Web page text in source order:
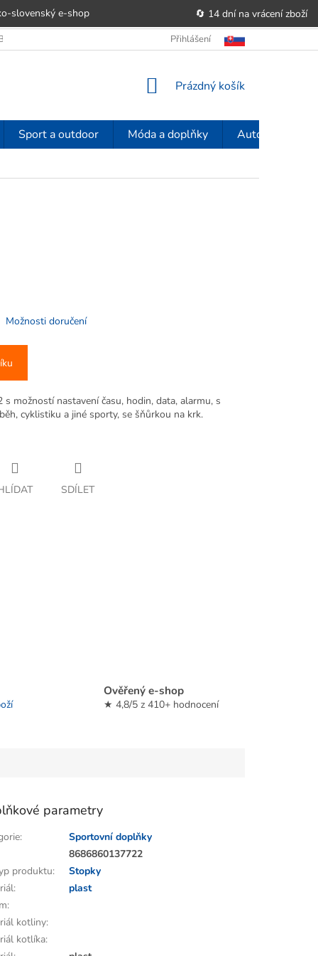
slovenský e‑shop 🔄 14 dní na vrácení zboží
POUČENÍ O PRÁVU
Přihlášení
NÁKUPNÍ
Prázdný košík
Sport a outdoor Móda a doplňky Auto-moto
Možnosti doručení
možností nastavení času, hodin, data, alarmu, s
cyklistiku a jiné sporty, se šňůrkou na krk.
SDÍLET
Ověřený e-shop
★ 4,8/5 z 410+ hodnocení
parametry
:
Sportovní doplňky
8686860137722
produktu:
Stopky
:
plast
:
kotliny:
kotlíka: